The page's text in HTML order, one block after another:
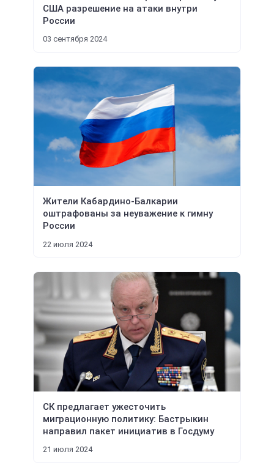
США разрешение на атаки внутри
России
03 сентября 2024
Жители Кабардино-Балкарии
оштрафованы за неуважение к гимну
России
22 июля 2024
СК предлагает ужесточить
миграционную политику: Бастрыкин
направил пакет инициатив в Госдуму
21 июля 2024